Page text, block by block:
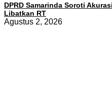
DPRD Samarinda Soroti
Libatkan RT
Agustus 2, 2026